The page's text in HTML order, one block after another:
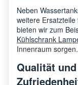
Neben
weitere
bieten wir zum
Kühlschrank
Innenraum sorgen.
Qualität